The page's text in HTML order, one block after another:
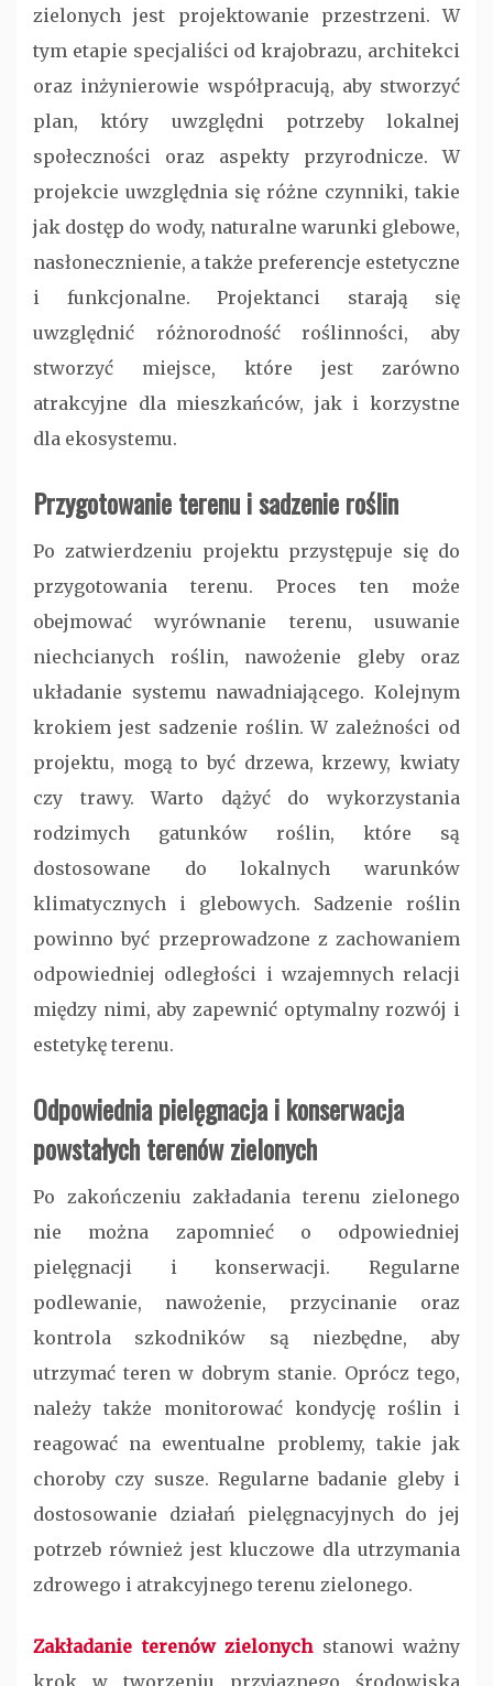
zielonych jest projektowanie przestrzeni. W
tym etapie specjaliści od krajobrazu, architekci
oraz inżynierowie współpracują, aby stworzyć
plan, który uwzględni potrzeby lokalnej
społeczności oraz aspekty przyrodnicze. W
projekcie uwzględnia się różne czynniki, takie
jak dostęp do wody, naturalne warunki glebowe,
nasłonecznienie, a także preferencje estetyczne
i funkcjonalne. Projektanci starają się
uwzględnić różnorodność roślinności, aby
stworzyć miejsce, które jest zarówno
atrakcyjne dla mieszkańców, jak i korzystne
dla ekosystemu.
Przygotowanie terenu i sadzenie roślin
Po zatwierdzeniu projektu przystępuje się do
przygotowania terenu. Proces ten może
obejmować wyrównanie terenu, usuwanie
niechcianych roślin, nawożenie gleby oraz
układanie systemu nawadniającego. Kolejnym
krokiem jest sadzenie roślin. W zależności od
projektu, mogą to być drzewa, krzewy, kwiaty
czy trawy. Warto dążyć do wykorzystania
rodzimych gatunków roślin, które są
dostosowane do lokalnych warunków
klimatycznych i glebowych. Sadzenie roślin
powinno być przeprowadzone z zachowaniem
odpowiedniej odległości i wzajemnych relacji
między nimi, aby zapewnić optymalny rozwój i
estetykę terenu.
Odpowiednia pielęgnacja i konserwacja
powstałych terenów zielonych
Po zakończeniu zakładania terenu zielonego
nie można zapomnieć o odpowiedniej
pielęgnacji i konserwacji. Regularne
podlewanie, nawożenie, przycinanie oraz
kontrola szkodników są niezbędne, aby
utrzymać teren w dobrym stanie. Oprócz tego,
należy także monitorować kondycję roślin i
reagować na ewentualne problemy, takie jak
choroby czy susze. Regularne badanie gleby i
dostosowanie działań pielęgnacyjnych do jej
potrzeb również jest kluczowe dla utrzymania
zdrowego i atrakcyjnego terenu zielonego.
Zakładanie terenów zielonychstanowi ważny